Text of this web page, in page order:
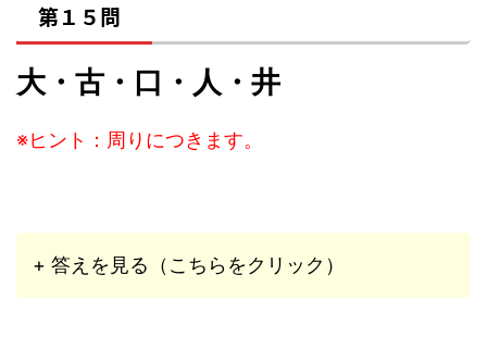
第１５問
大・古・口・人・井
※ヒント：周りにつきます。
+ 答えを見る（こちらをクリック）